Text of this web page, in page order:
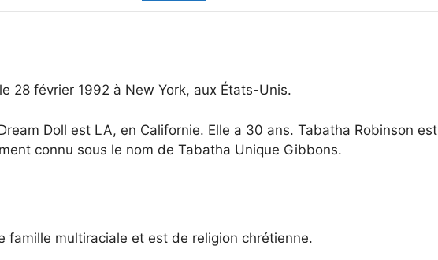
28 février 1992 à New York, aux États-Unis.
Doll est LA, en Californie. Elle a 30 ans. Tabatha Robinson est
connu sous le nom de Tabatha Unique Gibbons.
famille multiraciale et est de religion chrétienne.